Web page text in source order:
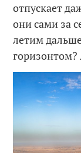
отпускает
они сами за
летим